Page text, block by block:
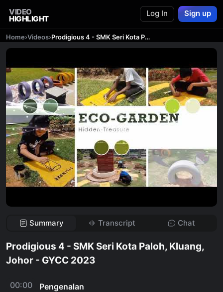
VIDEO
HIGHLIGHT
Log In Sign up
Home›Videos› Prodigious 4 - SMK Seri Kota Paloh, Kluang, Johor - GYCC 2023
Summary Transcript Chat
Prodigious 4 - SMK Seri Kota Paloh, Kluang,
Johor - GYCC 2023
00:00
Pengenalan